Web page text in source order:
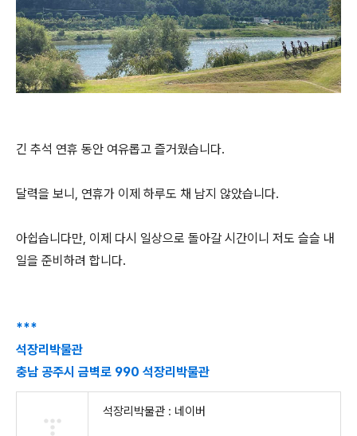
긴 추석 연휴 동안 여유롭고 즐거웠습니다.
달력을 보니, 연휴가 이제 하루도 채 남지 않았습니다.
아쉽습니다만, 이제 다시 일상으로 돌아갈 시간이니 저도 슬슬 내
일을 준비하려 합니다.
***
석장리박물관
충남 공주시 금벽로 990 석장리박물관
석장리박물관 : 네이버